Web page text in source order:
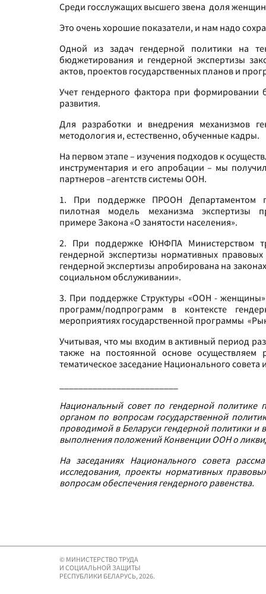
Среди госслужащих высшего звена доля женщин
Это очень хорошие показатели, и нам надо
Одной из задач гендерной политики на
бюджетирования и гендерной экспертизы
актов, проектов государственных планов и
Учет гендерного фактора при формировании
развития.
Для разработки и внедрения механизмов
методология и, естественно, обученные кадры.
На первом этапе – изучения подходов к
инструментария и его апробации – мы
партнеров –агентств системы ООН.
1. При поддержке ПРООН Департаментом по
пилотная модель механизма экспертизы
примере Закона «О занятости населения».
2. При поддержке ЮНФПА Министерством
гендерной экспертизы нормативных
гендерной экспертизы апробирована на
социальном обслуживании».
3. При поддержке Структуры «ООН - женщины»
программ/подпрограмм в контексте
мероприятиях государственной программы
Учитывая, что мы входим в активный период
также на постоянной основе
тематическое заседание Национального совета
Национальный совет по гендерной политике
органом по вопросам государственной
проводимой в Беларуси гендерной политики и
выполнения положений Конвенции ООН о
На заседаниях Национального совета
исследования, проекты нормативных
вопросам обеспечения гендерного равенства.
© МИНИСТЕРСТВО ТРУДА
И СОЦИАЛЬНОЙ ЗАЩИТЫ
РЕСПУБЛИКИ БЕЛАРУСЬ, 2026.